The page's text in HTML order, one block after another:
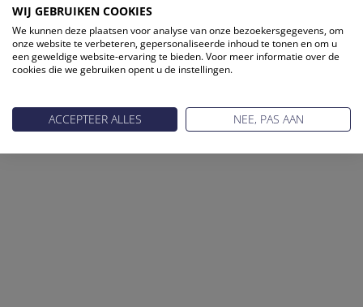
WIJ GEBRUIKEN COOKIES
We kunnen deze plaatsen voor analyse van onze bezoekersgegevens, om
onze website te verbeteren, gepersonaliseerde inhoud te tonen en om u
een geweldige website-ervaring te bieden. Voor meer informatie over de
cookies die we gebruiken opent u de instellingen.
ACCEPTEER ALLES NEE, PAS AAN